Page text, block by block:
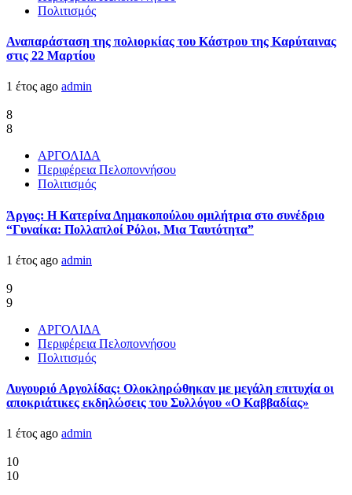
Πολιτισμός
Αναπαράσταση της πολιορκίας του Κάστρου της Καρύταινας
στις 22 Μαρτίου
1 έτος ago admin
8
8
ΑΡΓΟΛΙΔΑ
Περιφέρεια Πελοποννήσου
Πολιτισμός
Άργος: Η Κατερίνα Δημακοπούλου ομιλήτρια στο συνέδριο
“Γυναίκα: Πολλαπλοί Ρόλοι, Μια Ταυτότητα”
1 έτος ago admin
9
9
ΑΡΓΟΛΙΔΑ
Περιφέρεια Πελοποννήσου
Πολιτισμός
Λυγουριό Αργολίδας: Ολοκληρώθηκαν με μεγάλη επιτυχία οι
αποκριάτικες εκδηλώσεις του Συλλόγου «Ο Καββαδίας»
1 έτος ago admin
10
10